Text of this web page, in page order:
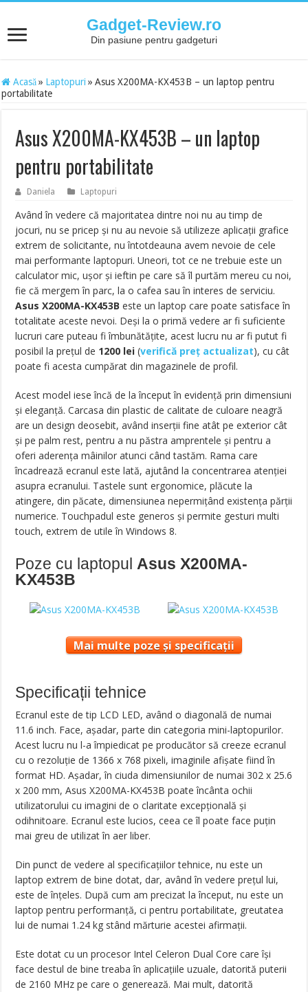
Gadget-Review.ro
Din pasiune pentru gadgeturi
Acasă » Laptopuri » Asus X200MA-KX453B – un laptop pentru
portabilitate
Asus X200MA-KX453B – un laptop
pentru portabilitate
Daniela Laptopuri
Având în vedere că majoritatea dintre noi nu au timp de
jocuri, nu se pricep şi nu au nevoie să utilizeze aplicaţii grafice
extrem de solicitante, nu întotdeauna avem nevoie de cele
mai performante laptopuri. Uneori, tot ce ne trebuie este un
calculator mic, uşor şi ieftin pe care să îl purtăm mereu cu noi,
fie că mergem în parc, la o cafea sau în interes de serviciu.
Asus X200MA-KX453B este un laptop care poate satisface în
totalitate aceste nevoi. Deşi la o primă vedere ar fi suficiente
lucruri care puteau fi îmbunătăţite, acest lucru nu ar fi putut fi
posibil la preţul de 1200 lei (verifică preț actualizat), cu cât
poate fi acesta cumpărat din magazinele de profil.
Acest model iese încă de la început în evidenţă prin dimensiuni
şi eleganţă. Carcasa din plastic de calitate de culoare neagră
are un design deosebit, având inserţii fine atât pe exterior cât
şi pe palm rest, pentru a nu păstra amprentele şi pentru a
oferi aderenţa mâinilor atunci când tastăm. Rama care
încadrează ecranul este lată, ajutând la concentrarea atenţiei
asupra ecranului. Tastele sunt ergonomice, plăcute la
atingere, din păcate, dimensiunea nepermiţând existenţa părţii
numerice. Touchpadul este generos şi permite gesturi multi
touch, extrem de utile în Windows 8.
Poze cu laptopul Asus X200MA-
KX453B
Mai multe poze și specificații
Specificații tehnice
Ecranul este de tip LCD LED, având o diagonală de numai
11.6 inch. Face, aşadar, parte din categoria mini-laptopurilor.
Acest lucru nu l-a împiedicat pe producător să creeze ecranul
cu o rezoluţie de 1366 x 768 pixeli, imaginile afişate fiind în
format HD. Aşadar, în ciuda dimensiunilor de numai 302 x 25.6
x 200 mm, Asus X200MA-KX453B poate încânta ochii
utilizatorului cu imagini de o claritate excepţională şi
odihnitoare. Ecranul este lucios, ceea ce îl poate face puţin
mai greu de utilizat în aer liber.
Din punct de vedere al specificaţiilor tehnice, nu este un
laptop extrem de bine dotat, dar, având în vedere preţul lui,
este de înţeles. După cum am precizat la început, nu este un
laptop pentru performanţă, ci pentru portabilitate, greutatea
lui de numai 1.24 kg stând mărturie acestei afirmaţii.
Este dotat cu un procesor Intel Celeron Dual Core care îşi
face destul de bine treaba în aplicaţiile uzuale, datorită puterii
de 2160 MHz pe care o generează. Mai mult, datorită